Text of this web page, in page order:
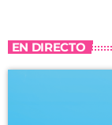
EN DIRECTO